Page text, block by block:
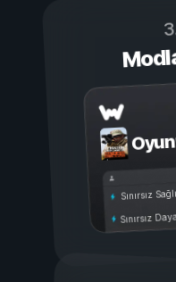
Sınırsız
Sınırsız